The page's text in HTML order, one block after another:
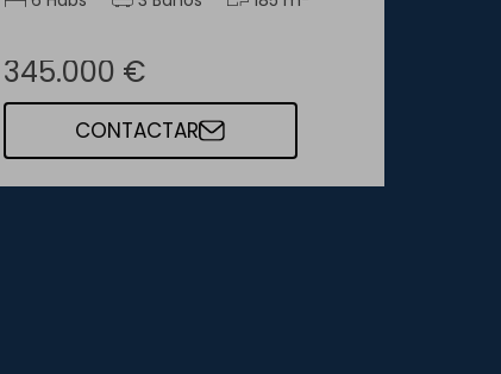
345.000 €
CONTACTAR